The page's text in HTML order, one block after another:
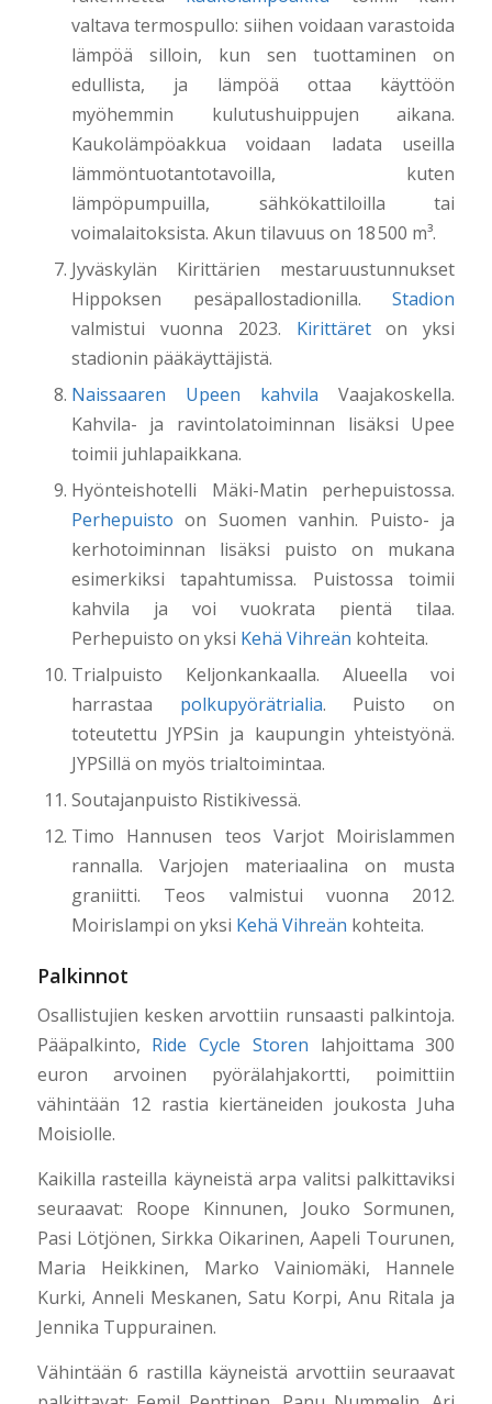
valtava termospullo: siihen voidaan varastoida
lämpöä silloin, kun sen tuottaminen on
edullista, ja lämpöä ottaa käyttöön
myöhemmin kulutushuippujen aikana.
Kaukolämpöakkua voidaan ladata useilla
lämmöntuotantotavoilla, kuten
lämpöpumpuilla, sähkökattiloilla tai
voimalaitoksista. Akun tilavuus on 18 500 m³.
Jyväskylän Kirittärien mestaruustunnukset
Hippoksen pesäpallostadionilla.Stadion
valmistui vuonna 2023. Kirittäreton yksi
stadionin pääkäyttäjistä.
Naissaaren Upeen kahvila Vaajakoskella.
Kahvila- ja ravintolatoiminnan lisäksi Upee
toimii juhlapaikkana.
Hyönteishotelli Mäki-Matin perhepuistossa.
Perhepuisto on Suomen vanhin. Puisto- ja
kerhotoiminnan lisäksi puisto on mukana
esimerkiksi tapahtumissa. Puistossa toimii
kahvila ja voi vuokrata pientä tilaa.
Perhepuisto on yksi Kehä Vihreän kohteita.
Trialpuisto Keljonkankaalla. Alueella voi
harrastaa polkupyörätrialia. Puisto on
toteutettu JYPSin ja kaupungin yhteistyönä.
JYPSillä on myös trialtoimintaa.
Soutajanpuisto Ristikivessä.
Timo Hannusen teos Varjot Moirislammen
rannalla. Varjojen materiaalina on musta
graniitti. Teos valmistui vuonna 2012.
Moirislampi on yksi Kehä Vihreän kohteita.
Palkinnot
Osallistujien kesken arvottiin runsaasti palkintoja.
Pääpalkinto, Ride Cycle Storen lahjoittama 300
euron arvoinen pyörälahjakortti, poimittiin
vähintään 12 rastia kiertäneiden joukosta Juha
Moisiolle.
Kaikilla rasteilla käyneistä arpa valitsi palkittaviksi
seuraavat: Roope Kinnunen, Jouko Sormunen,
Pasi Lötjönen, Sirkka Oikarinen, Aapeli Tourunen,
Maria Heikkinen, Marko Vainiomäki, Hannele
Kurki, Anneli Meskanen, Satu Korpi, Anu Ritala ja
Jennika Tuppurainen.
Vähintään 6 rastilla käyneistä arvottiin seuraavat